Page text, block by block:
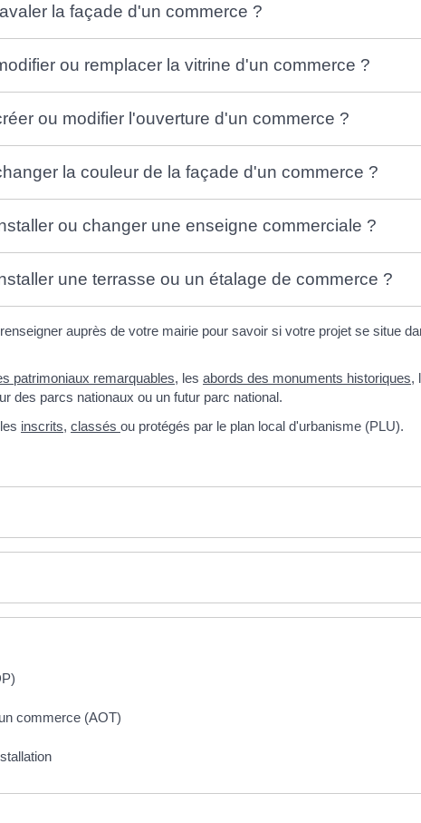
la façade d'un commerce ?
ou remplacer la vitrine d'un commerce ?
ou modifier l'ouverture d'un commerce ?
la couleur de la façade d'un commerce ?
ou changer une enseigne commerciale ?
une terrasse ou un étalage de commerce ?
auprès de votre mairie pour savoir si votre projet se situe
patrimoniaux remarquables, les abords des monuments historiques,
des parcs nationaux ou un futur parc national.
inscrits, classés ou protégés par le plan local d'urbanisme (PLU).
commerce (AOT)